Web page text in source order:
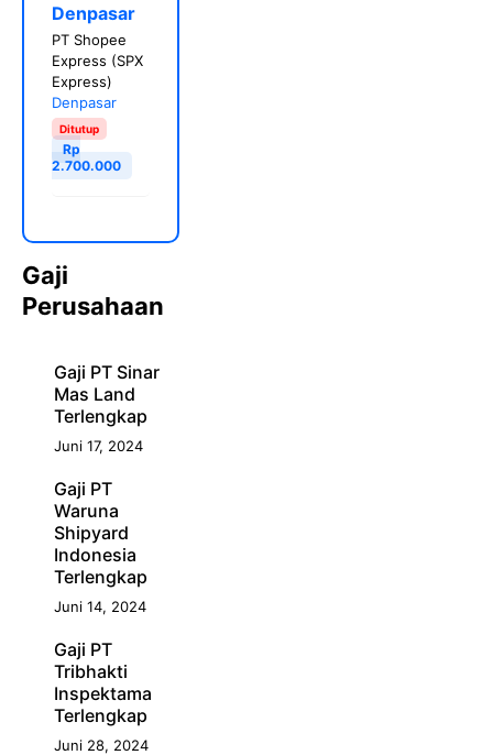
Denpasar
PT Shopee
Express (SPX
Express)
Denpasar
Ditutup
Rp
2.700.000
Gaji
Perusahaan
Gaji PT Sinar
Mas Land
Terlengkap
Juni 17, 2024
Gaji PT
Waruna
Shipyard
Indonesia
Terlengkap
Juni 14, 2024
Gaji PT
Tribhakti
Inspektama
Terlengkap
Juni 28, 2024